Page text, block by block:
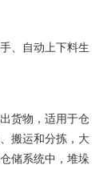
、自动上下料生
货物，适用于仓
搬运和分拣，大
储系统中，堆垛